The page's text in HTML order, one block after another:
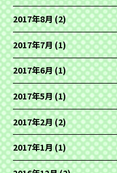
2017年8月(2)
2017年7月(1)
2017年6月(1)
2017年5月(1)
2017年2月(2)
2017年1月(1)